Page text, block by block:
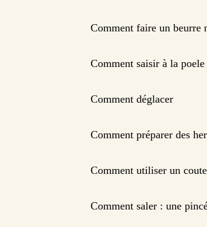
Comment faire un beurre
Comment saisir à la
Comment déglacer
Comment préparer des
Comment utiliser un
Comment saler : une